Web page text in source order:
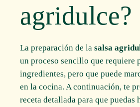
agridulce?
La preparación de lasalsa
un proceso sencillo que requiere
ingredientes, pero que puede
en la cocina. A continuación, te
receta detallada para que puedas